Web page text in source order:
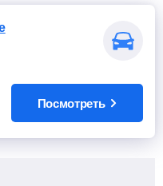
Посмотреть